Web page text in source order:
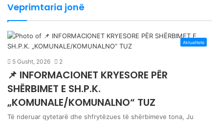
Veprimtaria jonë
Aktualitete
5 Gusht, 2026 2
📌 INFORMACIONET KRYESORE PËR
SHËRBIMET E SH.P.K.
„KOMUNALE/KOMUNALNO“ TUZ
Të nderuar qytetarë dhe shfrytëzues të shërbimeve tona, Ju